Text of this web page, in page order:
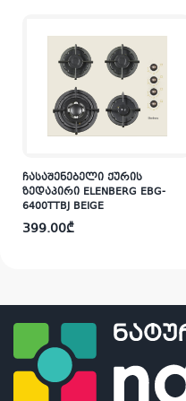
ჩასაშენებელი ქურის
ზედაპირი ELENBERG EBG-
6400TTBJ BEIGE
399.00₾